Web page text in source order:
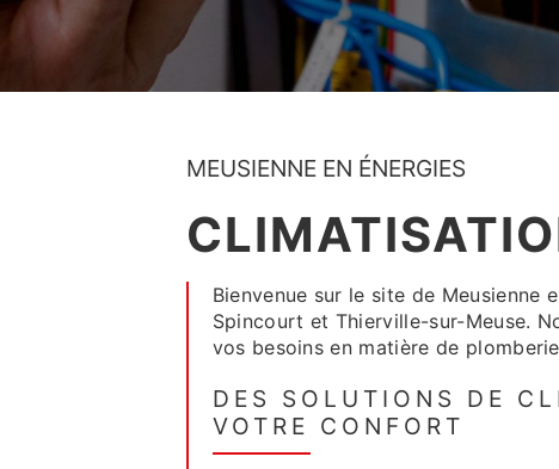
MEUSIENNE EN ÉNERGIES
Bienvenue sur le site de
Spincourt et Thierville-sur-Meuse.
vos besoins en matière de
DES SOLUTIONS DE
VOTRE CONFORT